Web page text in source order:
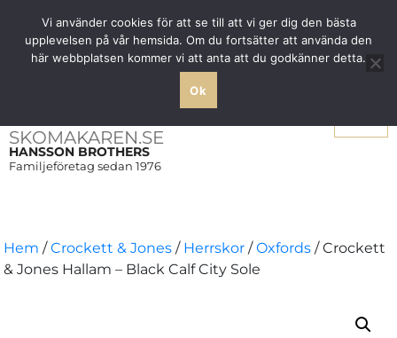
Fri frakt över 1000 SEK inom Sverige
SKOMAKAREN.SE
HANSSON BROTHERS
Familjeföretag sedan 1976
Hem /Crockett & Jones / Herrskor /Oxfords / Crockett
& Jones Hallam – Black Calf City Sole
Vi använder cookies för att se till att vi ger dig den bästa
upplevelsen på vår hemsida. Om du fortsätter att använda den
här webbplatsen kommer vi att anta att du godkänner detta.
Ok